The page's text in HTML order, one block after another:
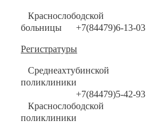
Краснослободской
больницы
+7(84479)6-13-03
Регистратуры
Среднеахтубинской
поликлиники
+7(84479)5-42-93
Краснослободской
поликлиники